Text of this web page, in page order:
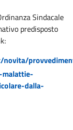
Sindacale
predisposto
novita/
dalla-